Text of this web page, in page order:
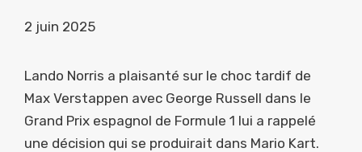
2 juin 2025
Lando Norris a plaisanté sur le choc tardif de
Max Verstappen avec George Russell dans le
Grand Prix espagnol de Formule 1 lui a rappelé
une décision qui se produirait dans Mario Kart.